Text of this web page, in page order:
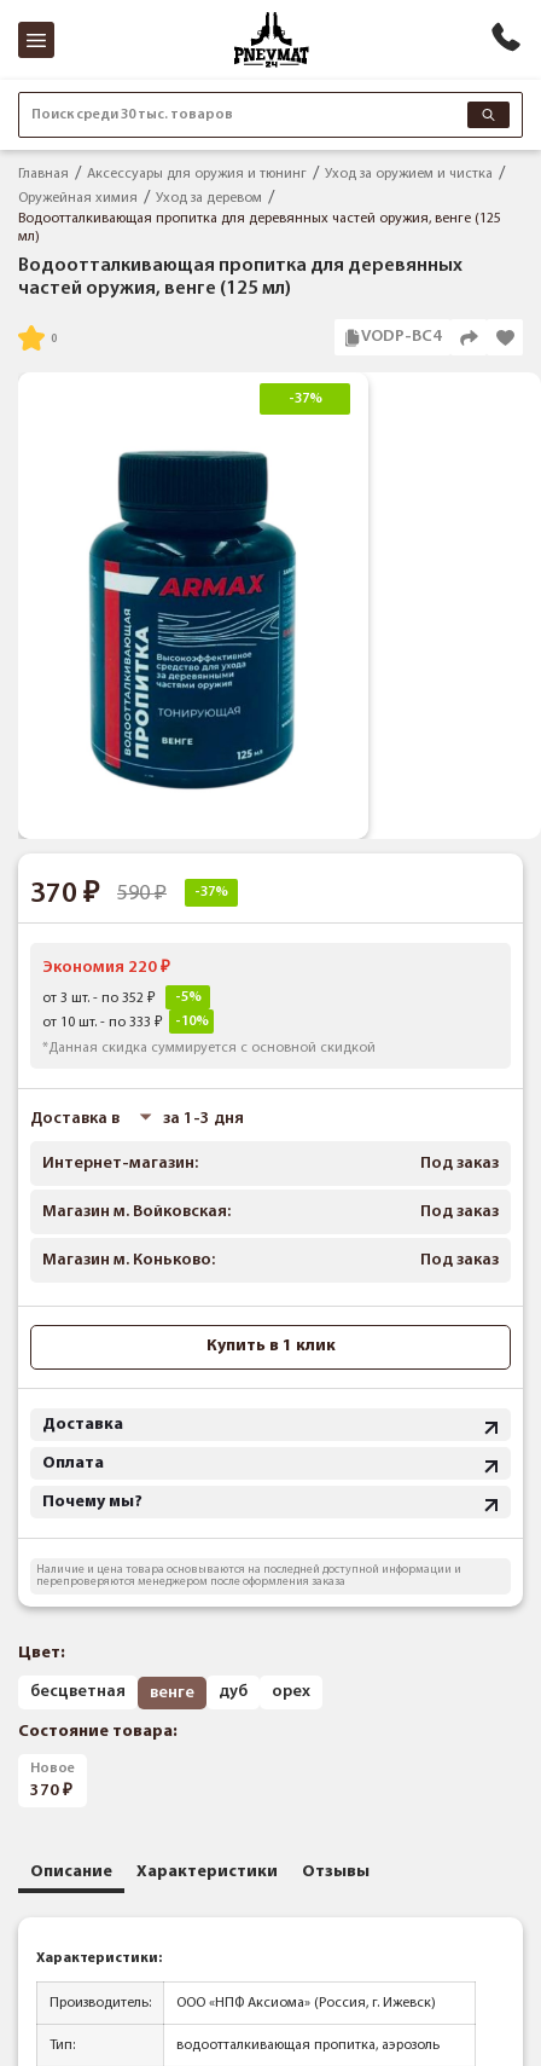
Поиск среди 30 тыс. товаров
Главная Аксессуары для оружия и тюнинг
Уход за оружием и чистка
Оружейная химия
Уход за деревом
Водоотталкивающая пропитка для деревянных частей оружия, венге (125
мл)
Водоотталкивающая пропитка для деревянных
частей оружия, венге (125 мл)
VODP-BC4
-37%
370 590 -37%
Экономия 220
от 3 шт. - по 352
-5%
от 10 шт. - по 333
-10%
*Данная скидка суммируется с основной скидкой
Доставка в за 1-3 дня
Интернет-магазин: Под заказ
Магазин м. Войковская: Под заказ
Магазин м. Коньково: Под заказ
Купить в 1 клик
Доставка
Оплата
Почему мы?
Наличие и цена товара основываются на последней доступной информации и
перепроверяются менеджером после оформления заказа
Цвет:
бесцветная венге дуб орех
Состояние товара:
Новое
370
Описание Характеристики Отзывы
Характеристики:
Производитель: ООО «НПФ Аксиома» (Россия, г. Ижевск)
Тип: водоотталкивающая пропитка, аэрозоль